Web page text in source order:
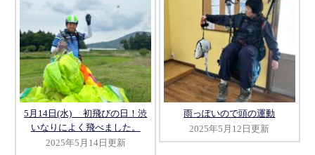
5月14日(水) 初飛びの日！渋
いなりによく飛べました。
2025年5月14日更新
雨っぽいので頭の運動
2025年5月12日更新